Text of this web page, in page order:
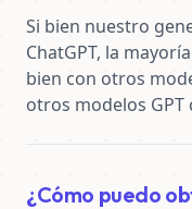
Si bien nuestro
ChatGPT, la
bien con otros
otros modelos
¿Cómo puedo